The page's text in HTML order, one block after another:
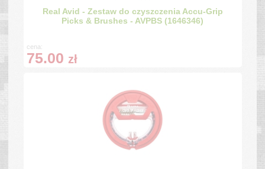
Real Avid - Zestaw do czyszczenia Accu-Grip
Picks & Brushes - AVPBS (1646346)
cena:
75.00 zł